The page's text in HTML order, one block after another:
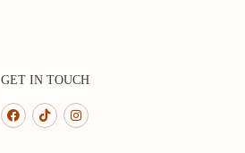
GET IN TOUCH